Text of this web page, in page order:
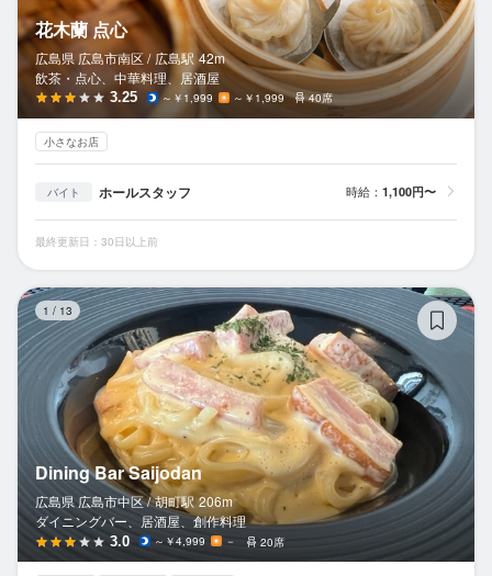
花木蘭 点心
広島県 広島市南区 / 広島駅 42m
飲茶・点心、中華料理、居酒屋
3.25 ～￥1,999 ～￥1,999 40席
小さなお店
バイト ホールスタッフ 時給： 1,100円〜
最終更新日：30日以上前
1 / 13
Dining Bar Saijodan
広島県 広島市中区 / 胡町駅 206m
ダイニングバー、居酒屋、創作料理
3.0 ～￥4,999 － 20席